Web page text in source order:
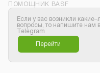
ПОМОЩНИК BASF
Если у вас возникли
вопросы, то напишите нам в
Telegram
Перейти